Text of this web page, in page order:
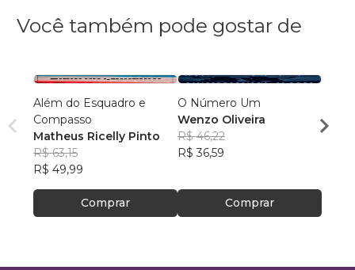
Você também pode gostar de
Além do Esquadro e
Compasso
Matheus Ricelly Pinto
R$ 63,15
R$ 49,99
Comprar
O Número Um
Wenzo Oliveira
R$ 46,22
R$ 36,59
Comprar